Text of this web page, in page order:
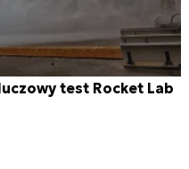
test Rocket Lab